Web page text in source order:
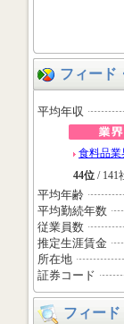
フィード
平均年収
食料品業
44位 / 141
平均年齢
平均勤続年数
従業員数
推定生涯賃金
所在地
証券コード
フィード